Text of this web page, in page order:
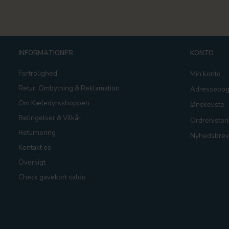
INFORMATIONER
Fortrolighed
Retur, Ombytning & Reklamation
Om Kæledyrsshoppen
Betingelser & Vilkår
Returnering
Kontakt os
Oversigt
Check gavekort saldo
KONTO
Min konto
Adressebog
Ønskeliste
Nyhedsbrev